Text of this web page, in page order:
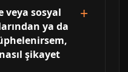
veya sosyal
ya da
şikayet